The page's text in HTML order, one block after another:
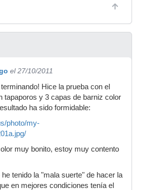
el 27/10/2011
Hice la prueba con el
tapaporos y 3 capas de barniz color
ha sido formidable:
photo/my-
muy bonito, estoy muy contento
tenido la "mala suerte" de hacer la
en mejores condiciones tenía el